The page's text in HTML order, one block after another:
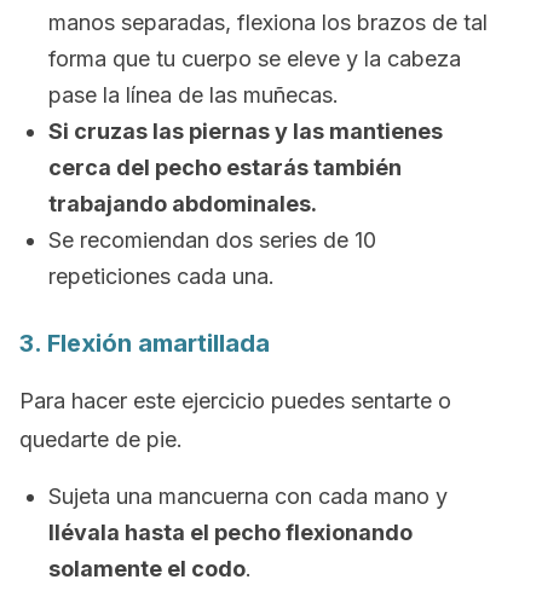
manos separadas, flexiona los brazos de tal
forma que tu cuerpo se eleve y la cabeza
pase la línea de las muñecas.
Si cruzas las piernas y las mantienes
cerca del pecho estarás también
trabajando abdominales.
Se recomiendan dos series de 10
repeticiones cada una.
3. Flexión amartillada
Para hacer este ejercicio puedes sentarte o
quedarte de pie.
Sujeta una mancuerna con cada mano y
llévala hasta el pecho flexionando
solamente el codo.